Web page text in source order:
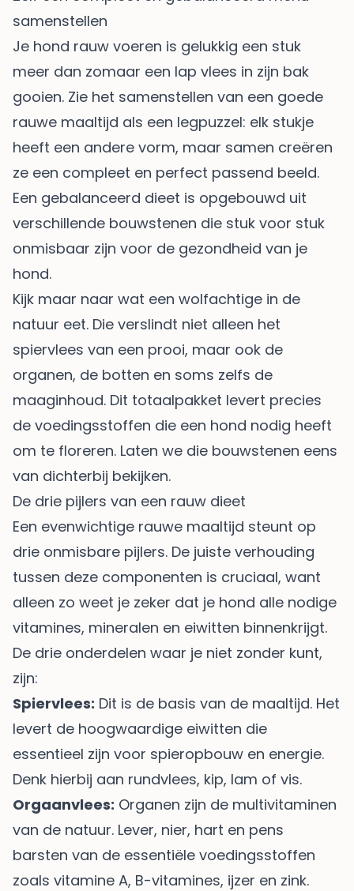
samenstellen
Je hond rauw voeren is gelukkig een stuk
meer dan zomaar een lap vlees in zijn bak
gooien. Zie het samenstellen van een goede
rauwe maaltijd als een legpuzzel: elk stukje
heeft een andere vorm, maar samen creëren
ze een compleet en perfect passend beeld.
Een gebalanceerd dieet is opgebouwd uit
verschillende bouwstenen die stuk voor stuk
onmisbaar zijn voor de gezondheid van je
hond.
Kijk maar naar wat een wolfachtige in de
natuur eet. Die verslindt niet alleen het
spiervlees van een prooi, maar ook de
organen, de botten en soms zelfs de
maaginhoud. Dit totaalpakket levert precies
de voedingsstoffen die een hond nodig heeft
om te floreren. Laten we die bouwstenen eens
van dichterbij bekijken.
De drie pijlers van een rauw dieet
Een evenwichtige rauwe maaltijd steunt op
drie onmisbare pijlers. De juiste verhouding
tussen deze componenten is cruciaal, want
alleen zo weet je zeker dat je hond alle nodige
vitamines, mineralen en eiwitten binnenkrijgt.
De drie onderdelen waar je niet zonder kunt,
zijn:
Spiervlees: Dit is de basis van de maaltijd. Het
levert de hoogwaardige eiwitten die
essentieel zijn voor spieropbouw en energie.
Denk hierbij aan rundvlees, kip, lam of vis.
Orgaanvlees: Organen zijn de multivitaminen
van de natuur. Lever, nier, hart en pens
barsten van de essentiële voedingsstoffen
zoals vitamine A, B-vitamines, ijzer en zink.